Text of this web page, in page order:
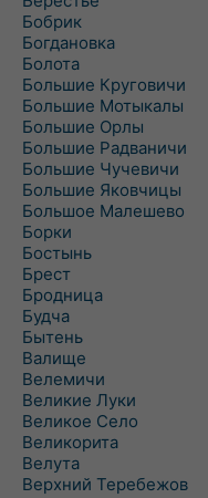
Бобрик
Богдановка
Болота
Большие Круговичи
Большие Мотыкалы
Большие Орлы
Большие Радваничи
Большие Чучевичи
Большие Яковчицы
Большое Малешево
Борки
Бостынь
Брест
Бродница
Будча
Бытень
Валище
Велемичи
Великие Луки
Великое Село
Великорита
Велута
Верхний Теребежов